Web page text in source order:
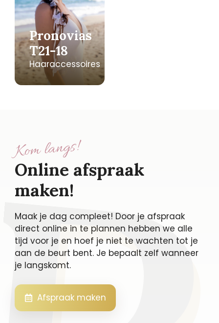
Pronovias
T21-18
Haaraccessoires
Kom langs!
Online afspraak
maken!
Maak je dag compleet! Door je afspraak
direct online in te plannen hebben we alle
tijd voor je en hoef je niet te wachten tot je
aan de beurt bent. Je bepaalt zelf wanneer
je langskomt.
Afspraak maken